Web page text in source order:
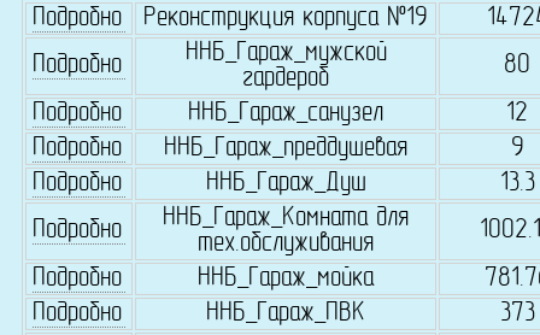
Подробно
Реконструкция корпуса №19
Подробно
ННБ_Гараж_мужской
гардероб
80
Подробно
ННБ_Гараж_санузел
12
Подробно
ННБ_Гараж_преддушевая
9
Подробно
ННБ_Гараж_Душ
13.3
Подробно
ННБ_Гараж_Комната для
тех.обслуживания
Подробно
ННБ_Гараж_мойка
Подробно
ННБ_Гараж_ПВК
373